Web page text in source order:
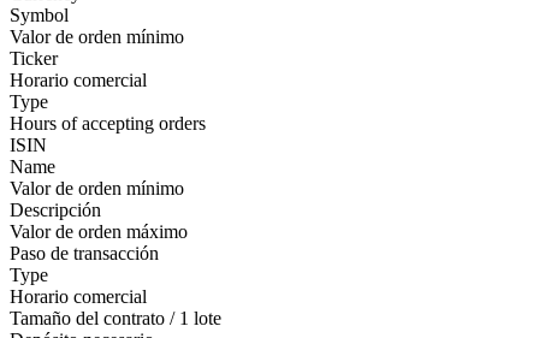
Symbol
Valor de orden mínimo
Ticker
Horario comercial
Type
Hours of accepting orders
ISIN
Name
Valor de orden mínimo
Descripción
Valor de orden máximo
Paso de transacción
Type
Horario comercial
Tamaño del contrato / 1 lote